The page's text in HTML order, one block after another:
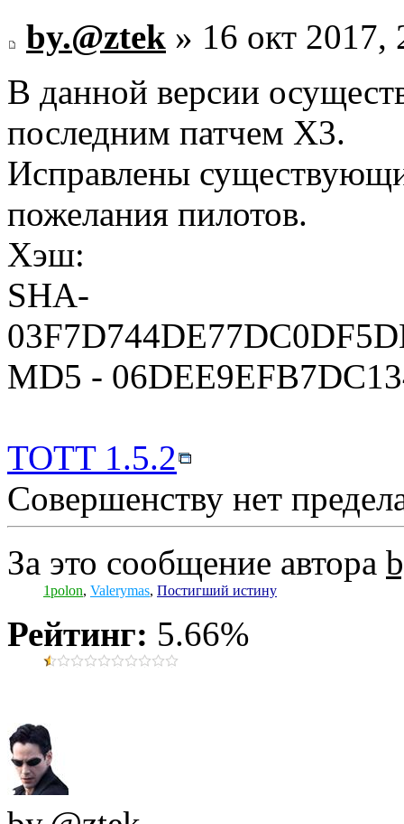
by.@ztek » 16 окт 2017,
В данной версии
последним патчем Х3.
Исправлены
пожелания пилотов.
Хэш:
SHA-
MD5 -
TOTT 1.5.2
Совершенству нет
За это сообщение автора
1polon, Valerymas, Постигший истину
Рейтинг: 5.66%